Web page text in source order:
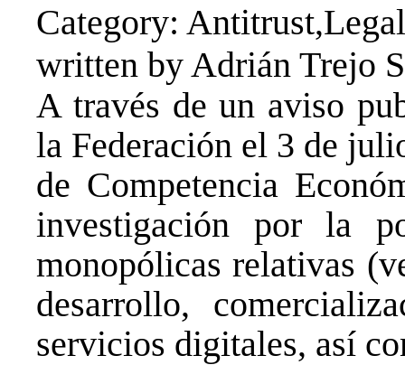
Category:
written by Adrián Trejo
A través de un aviso
la Federación el 3 de
de Competencia
investigación por la
monopólicas relativas
desarrollo,
servicios digitales, así